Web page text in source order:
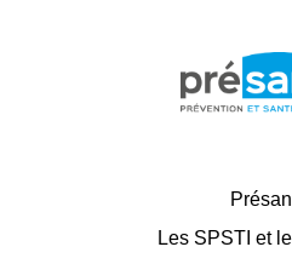
Les SPSTI et